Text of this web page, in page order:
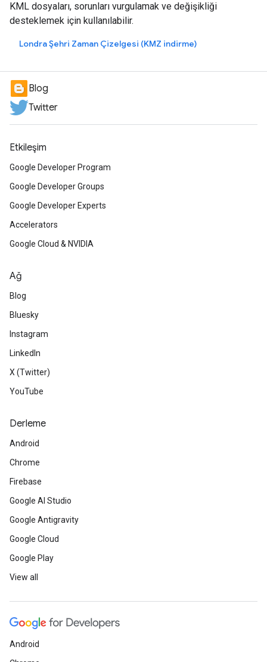
KML dosyaları, sorunları vurgulamak ve değişikliği
desteklemek için kullanılabilir.
Londra Şehri Zaman Çizelgesi (KMZ indirme)
Blog
Twitter
Etkileşim
Google Developer Program
Google Developer Groups
Google Developer Experts
Accelerators
Google Cloud & NVIDIA
Ağ
Blog
Bluesky
Instagram
LinkedIn
X (Twitter)
YouTube
Derleme
Android
Chrome
Firebase
Google AI Studio
Google Antigravity
Google Cloud
Google Play
View all
Android